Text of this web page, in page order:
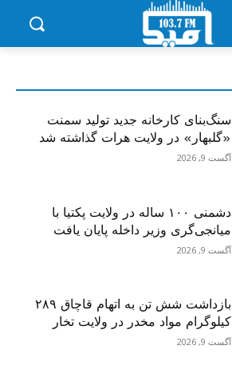
سنگ‌بنای کارخانه جدید تولید سمنت
«گلبهار» در ولایت هرات گذاشته شد
آگست 9, 2026
دشمنی ۱۰۰ ساله در ولایت پکتیا با
میانجی‌گری وزیر داخله پایان یافت
آگست 9, 2026
بازداشت شش تن به اتهام قاچاق ۲۸۹
کیلوگرام مواد مخدر در ولایت تخار
آگست 9, 2026